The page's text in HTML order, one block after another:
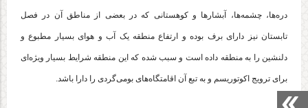
دره‌ها، چشمه‌ها، آبشارها و کوهستانی که در بعضی از مناطق آن در فصل
تابستان نیز دارای برف بوده و ارتفاع منطقه یک آب و هوای بسیار مطبوع و
دلنشین را به منطقه داده است و سبب شده که این منطقه شرایط بسیار ویژه‌ای
برای ترویج اکوتوریسم و به تبع آن اقامتگاه‌های بومی‌گردی را دارا باشد.